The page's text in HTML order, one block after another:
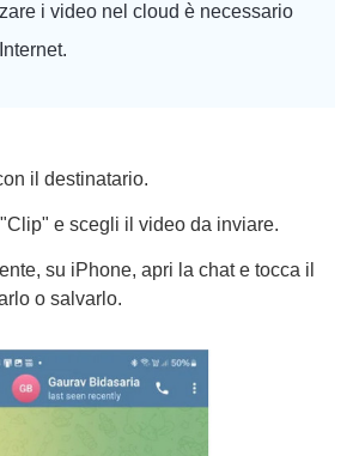
i video nel cloud è necessario
il destinatario.
e scegli il video da inviare.
su iPhone, apri la chat e tocca il
o salvarlo.